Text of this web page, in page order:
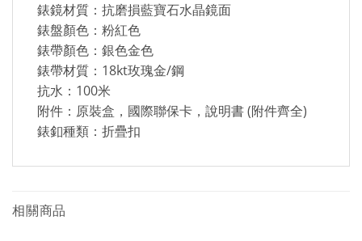
錶鏡材質：抗磨損藍寶石水晶鏡面
錶盤顏色：粉紅色
錶帶顏色：銀色金色
錶帶材質：18kt玫瑰金/鋼
抗水：100米
附件：原裝盒，國際聯保卡，說明書 (附件齊全)
錶釦種類：折疊扣
相關商品